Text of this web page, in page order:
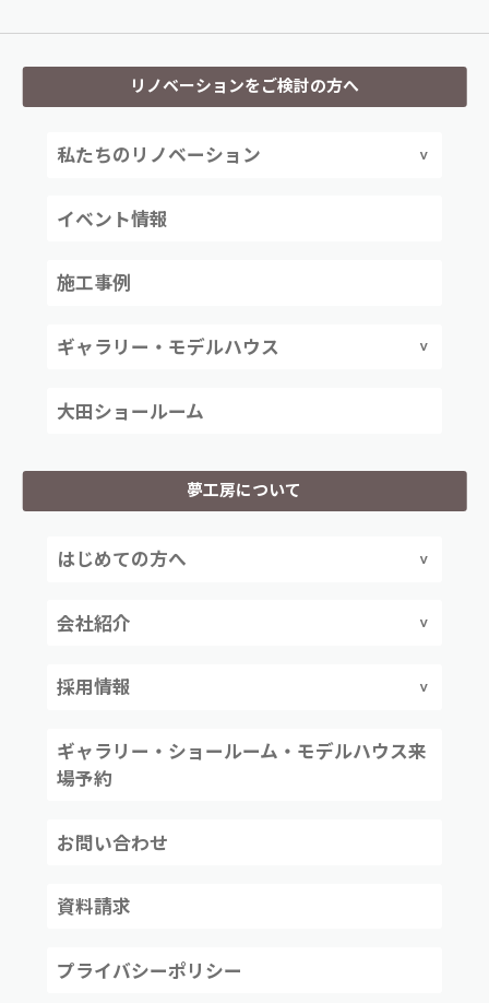
リノベーションをご検討の方へ
私たちのリノベーション
イベント情報
施工事例
ギャラリー・モデルハウス
大田ショールーム
夢工房について
はじめての方へ
会社紹介
採用情報
ギャラリー・ショールーム・モデルハウス来
場予約
お問い合わせ
資料請求
プライバシーポリシー